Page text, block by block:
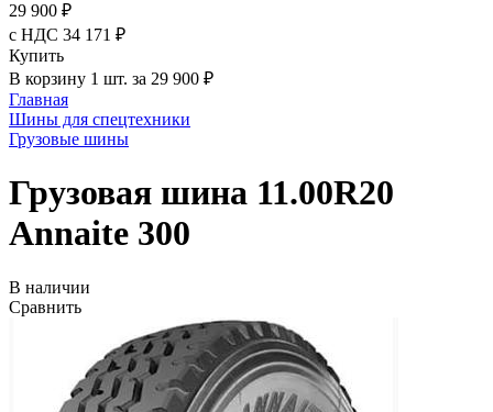
29 900 ₽
с НДС 34 171 ₽
Купить
В корзину 1 шт. за 29 900 ₽
Главная
Шины для спецтехники
Грузовые шины
Грузовая шина 11.00R20
Annaite 300
В наличии
Сравнить